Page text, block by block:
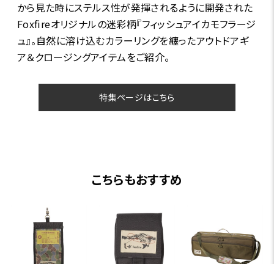
から見た時にステルス性が発揮されるように開発された
Foxfireオリジナルの迷彩柄『フィッシュアイカモフラージ
ュ』。自然に溶け込むカラーリングを纏ったアウトドアギ
ア＆クロージングアイテムをご紹介。
特集ページはこちら
こちらもおすすめ